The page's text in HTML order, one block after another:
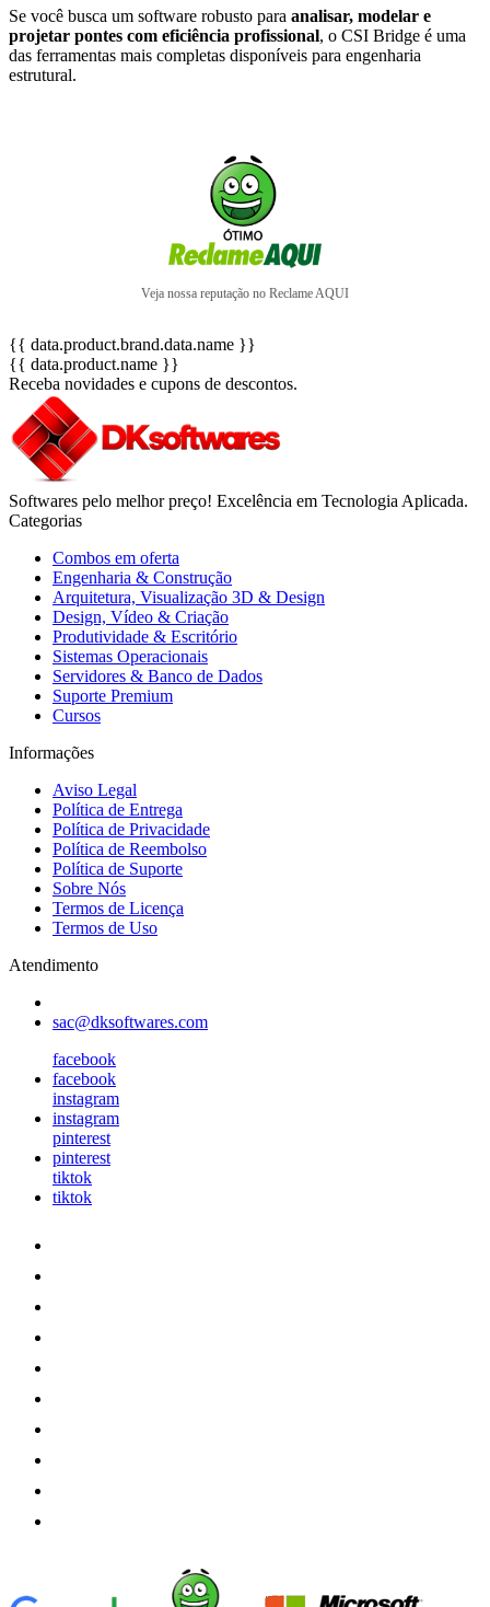
Se você busca um software robusto para analisar, modelar e
projetar pontes com eficiência profissional, o CSI Bridge é uma
das ferramentas mais completas disponíveis para engenharia
estrutural.
Veja nossa reputação no Reclame AQUI
{{ data.product.brand.data.name }}
{{ data.product.name }}
Receba novidades e cupons de descontos.
Softwares pelo melhor preço! Excelência em Tecnologia Aplicada.
Categorias
Combos em oferta
Engenharia & Construção
Arquitetura, Visualização 3D & Design
Design, Vídeo & Criação
Produtividade & Escritório
Sistemas Operacionais
Servidores & Banco de Dados
Suporte Premium
Cursos
Informações
Aviso Legal
Política de Entrega
Política de Privacidade
Política de Reembolso
Política de Suporte
Sobre Nós
Termos de Licença
Termos de Uso
Atendimento
sac@dksoftwares.com
facebook
facebook
instagram
instagram
pinterest
pinterest
tiktok
tiktok